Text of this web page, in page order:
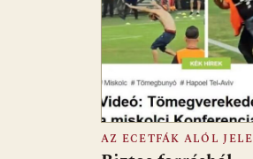
AZ ECETFÁK ALÓL